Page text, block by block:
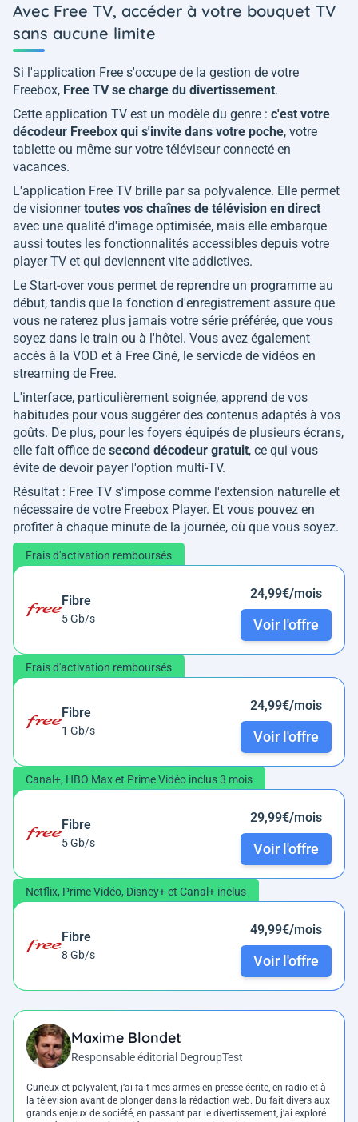
Avec Free TV, accéder à votre bouquet TV
sans aucune limite
Si l'application Free s'occupe de la gestion de votre
Freebox, Free TV se charge du divertissement.
Cette application TV est un modèle du genre : c'est votre
décodeur Freebox qui s'invite dans votre poche, votre
tablette ou même sur votre téléviseur connecté en
vacances.
L'application Free TV brille par sa polyvalence. Elle permet
de visionnertoutes vos chaînes de télévision en direct
avec une qualité d'image optimisée, mais elle embarque
aussi toutes les fonctionnalités accessibles depuis votre
player TV et qui deviennent vite addictives.
Le Start-over vous permet de reprendre un programme au
début, tandis que la fonction d'enregistrement assure que
vous ne raterez plus jamais votre série préférée, que vous
soyez dans le train ou à l'hôtel. Vous avez également
accès à la VOD et à Free Ciné, le servicde de vidéos en
streaming de Free.
L'interface, particulièrement soignée, apprend de vos
habitudes pour vous suggérer des contenus adaptés à vos
goûts. De plus, pour les foyers équipés de plusieurs écrans,
elle fait office de second décodeur gratuit, ce qui vous
évite de devoir payer l'option multi-TV.
Résultat : Free TV s'impose comme l'extension naturelle et
nécessaire de votre Freebox Player. Et vous pouvez en
profiter à chaque minute de la journée, où que vous soyez.
Frais d'activation remboursés
Fibre
5 Gb/s
24,99€/mois
Voir l'offre
Frais d'activation remboursés
Fibre
1 Gb/s
24,99€/mois
Voir l'offre
Canal+, HBO Max et Prime Vidéo inclus 3 mois
Fibre
5 Gb/s
29,99€/mois
Voir l'offre
Netflix, Prime Vidéo, Disney+ et Canal+ inclus
Fibre
8 Gb/s
49,99€/mois
Voir l'offre
Maxime Blondet
Responsable éditorial DegroupTest
Curieux et polyvalent, j’ai fait mes armes en presse écrite, en radio et à
la télévision avant de plonger dans la rédaction web. Du fait divers aux
grands enjeux de société, en passant par le divertissement, j’ai exploré